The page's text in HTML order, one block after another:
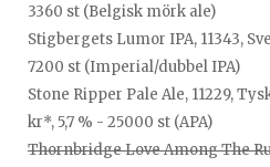
3360 st (Belgisk mörk ale)
Stigbergets Lumor IPA, 11343,
7200 st (Imperial/dubbel IPA)
Stone Ripper Pale Ale, 11229,
kr*, 5,7 % - 25000 st (APA)
Thornbridge Love Among The